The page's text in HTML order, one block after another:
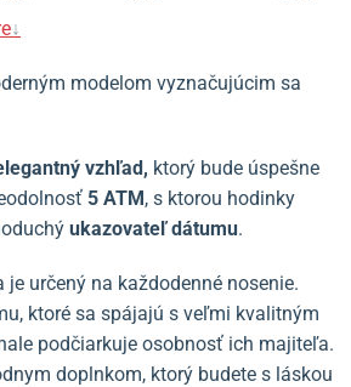
↓
modelom vyznačujúcim sa
vzhľad, ktorý bude úspešne
5 ATM, s ktorou hodinky
ukazovateľ dátumu.
určený na každodenné nosenie.
ktoré sa spájajú s veľmi kvalitným
podčiarkuje osobnosť ich majiteľa.
doplnkom, ktorý budete s láskou